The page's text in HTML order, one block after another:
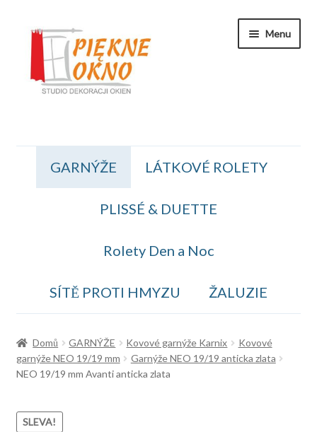
Přeskočit
navigaci
Přejít
obsahu
webu
Menu
Koszyk
OBCHODNÍ PODMÍNKY
Kontakt
GARNÝŽE LÁTKOVÉ ROLETY
PLISSÉ & DUETTE
Rolety Den a Noc
SÍTĚ PROTI HMYZU ŽALUZIE
Domů GARNÝŽE Kovové garnýže Karnix
Kovové
garnýže NEO 19/19 mm
Garnýže NEO 19/19 anticka zlata
NEO 19/19 mm Avanti anticka zlata
SLEVA!